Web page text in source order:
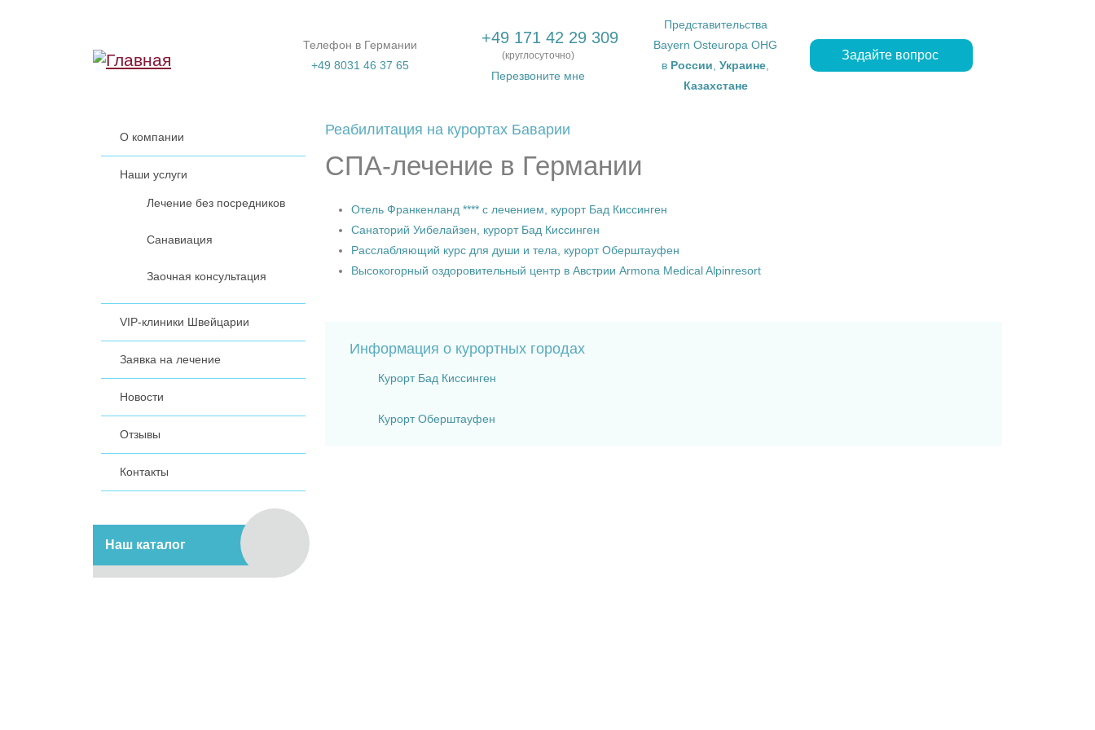
Телефон в Германии
+49 8031 46 37 65
+49 171 42 29 309
(круглосуточно)
Перезвоните мне
Представительства
Bayern Osteuropa OHG
в России ,Украине
Казахстане
Задайте вопрос
О компании
Наши услуги
Лечение без посредников
Санавиация
Заочная консультация
VIP-клиники Швейцарии
Заявка на лечение
Новости
Отзывы
Контакты
Наш каталог
Реабилитация на курортах Баварии
СПА-лечение в Германии
Отель Франкенланд **** с лечением, курорт Бад Киссинген
Санаторий Уибелайзен, курорт Бад Киссинген
Расслабляющий курс для души и тела, курорт Оберштауфен
Высокогорный оздоровительный центр в Австрии Armona Medical Alpinresort
Информация о курортных городах
Курорт Бад Киссинген
Курорт Оберштауфен